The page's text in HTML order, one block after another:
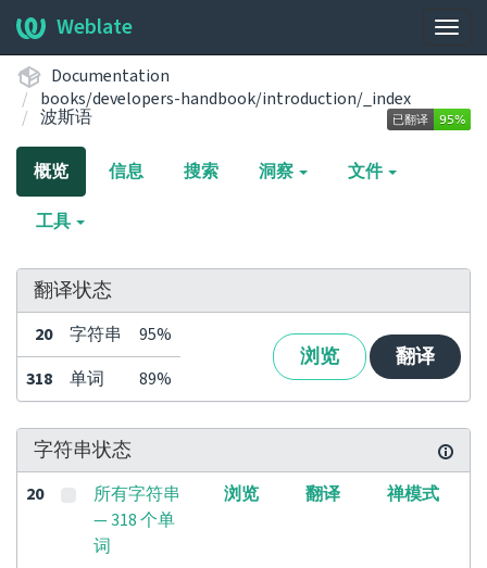
展
开/
起
导
Weblate
Documentation
books/developers-handbook/introduction/_index
波斯语
概览 信息 搜索 洞察 文件
工具
翻译状态
20 字符串 95%
浏览 翻译
318 单词 89%
字符串状态
20
所有字符串
— 318 个单
词
浏览 翻译 禅模式